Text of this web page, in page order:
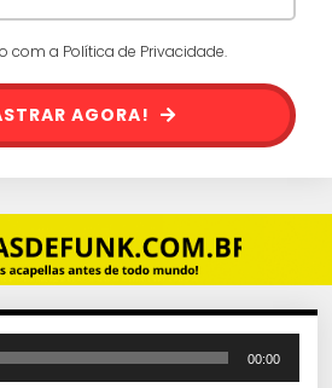
com a Política de Privacidade.
AGORA!
00:00